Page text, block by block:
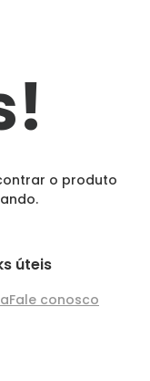
o produto
úteis
Fale conosco